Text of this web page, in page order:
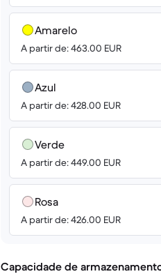
Amarelo
A partir de: 463.00 EUR
Azul
A partir de: 428.00 EUR
Verde
A partir de: 449.00 EUR
Rosa
A partir de: 426.00 EUR
Capacidade de